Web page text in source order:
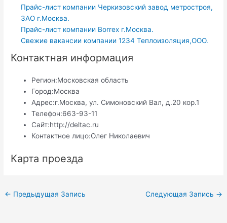
Прайс-лист компании Черкизовский завод метростроя,
ЗАО г.Москва.
Прайс-лист компании Borrex г.Москва.
Свежие вакансии компании 1234 Теплоизоляция,ООО.
Контактная информация
Регион:Московская область
Город:Москва
Адрес:г.Москва, ул. Симоновский Вал, д.20 кор.1
Телефон:663-93-11
Сайт:http://deltac.ru
Контактное лицо:Олег Николаевич
Карта проезда
Навигация
← Предыдущая Запись Следующая Запись →